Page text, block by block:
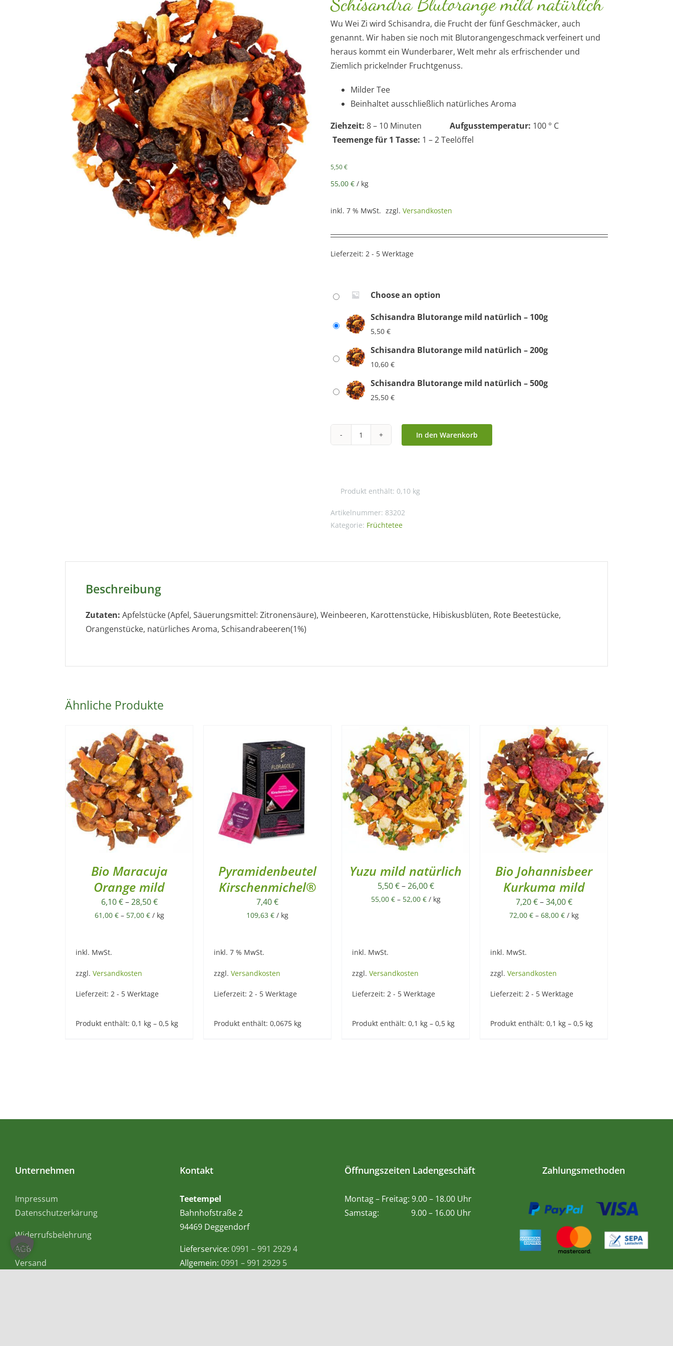
Wu Wei Zi wird Schisandra, die Frucht der fünf Geschmäcker, auch
genannt. Wir haben sie noch mit Blutorangengeschmack verfeinert und
heraus kommt ein Wunderbarer, WeIt mehr als erfrischender und
Ziemlich prickelnder Fruchtgenuss.
Milder Tee
Beinhaltet ausschließlich natürliches Aroma
Ziehzeit: 8 – 10 Minuten Aufgusstemperatur: 100 ° C
Teemenge für 1 Tasse: 1 – 2 Teelöffel
5,50€
55,00 € / kg
inkl. 7 % MwSt. zzgl. Versandkosten
Lieferzeit: 2 - 5 Werktage
Choose an option
Schisandra Blutorange mild natürlich – 100g
5,50 €
Schisandra Blutorange mild natürlich – 200g
10,60 €
Schisandra Blutorange mild natürlich – 500g
25,50 €
Schisandra
Menge
In den Warenkorb
Produkt enthält: 0,10 kg
Artikelnummer: 83202
Kategorie: Früchtetee
Beschreibung
Zutaten: Apfelstücke (Apfel, Säuerungsmittel: Zitronensäure), Weinbeeren, Karottenstücke, Hibiskusblüten, Rote Beetestücke,
Orangenstücke, natürliches Aroma, Schisandrabeeren(1%)
Ähnliche Produkte
Bio Maracuja
Orange mild
6,10€–28,50€
61,00 €– 57,00 €/ kg
inkl. MwSt.
zzgl. Versandkosten
Lieferzeit: 2 - 5 Werktage
Produkt enthält: 0,1 kg – 0,5 kg
Pyramidenbeutel
Kirschenmichel®
7,40€
109,63 € / kg
inkl. 7 % MwSt.
zzgl. Versandkosten
Lieferzeit: 2 - 5 Werktage
Produkt enthält: 0,0675 kg
Yuzu mild natürlich
5,50€–26,00€
55,00 €– 52,00 €/ kg
inkl. MwSt.
zzgl. Versandkosten
Lieferzeit: 2 - 5 Werktage
Produkt enthält: 0,1 kg – 0,5 kg
Bio Johannisbeer
Kurkuma mild
7,20€–34,00€
72,00 €– 68,00 €/ kg
inkl. MwSt.
zzgl. Versandkosten
Lieferzeit: 2 - 5 Werktage
Produkt enthält: 0,1 kg – 0,5 kg
Unternehmen
Impressum
Datenschutzerkärung
Widerrufsbelehrung
AGB
Versand
Kontakt
Teetempel
Bahnhofstraße 2
94469 Deggendorf
Lieferservice: 0991 – 991 2929 4
Allgemein: 0991 – 991 2929 5
Öffnungszeiten Ladengeschäft
Montag – Freitag: 9.00 – 18.00 Uhr
Samstag: 9.00 – 16.00 Uhr
Zahlungsmethoden